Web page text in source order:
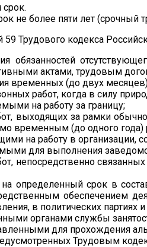
не более пяти лет (срочный
59 Трудового кодекса
обязанностей
актами, трудовым
временных (до двух
работ, когда в силу
на работу за границу;
выходящих за рамки
временным (до одного
на работу в
для выполнения
непосредственно
на определенный срок в
обеспечением
в политических
органами службы
для прохождения
Трудовым